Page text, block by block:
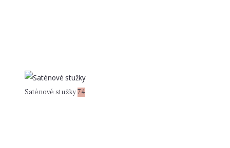
Saténové stužky74